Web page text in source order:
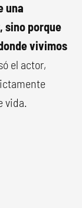
una
sino porque
vivimos
el actor,
vida.